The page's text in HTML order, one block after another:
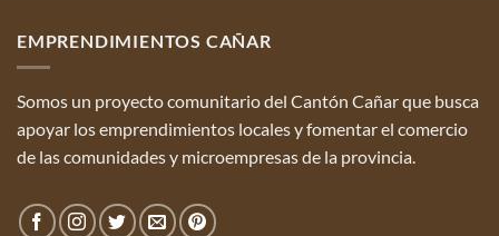
EMPRENDIMIENTOS CAÑAR
Somos un proyecto comunitario del Cantón Cañar que busca
apoyar los emprendimientos locales y fomentar el comercio
de las comunidades y microempresas de la provincia.